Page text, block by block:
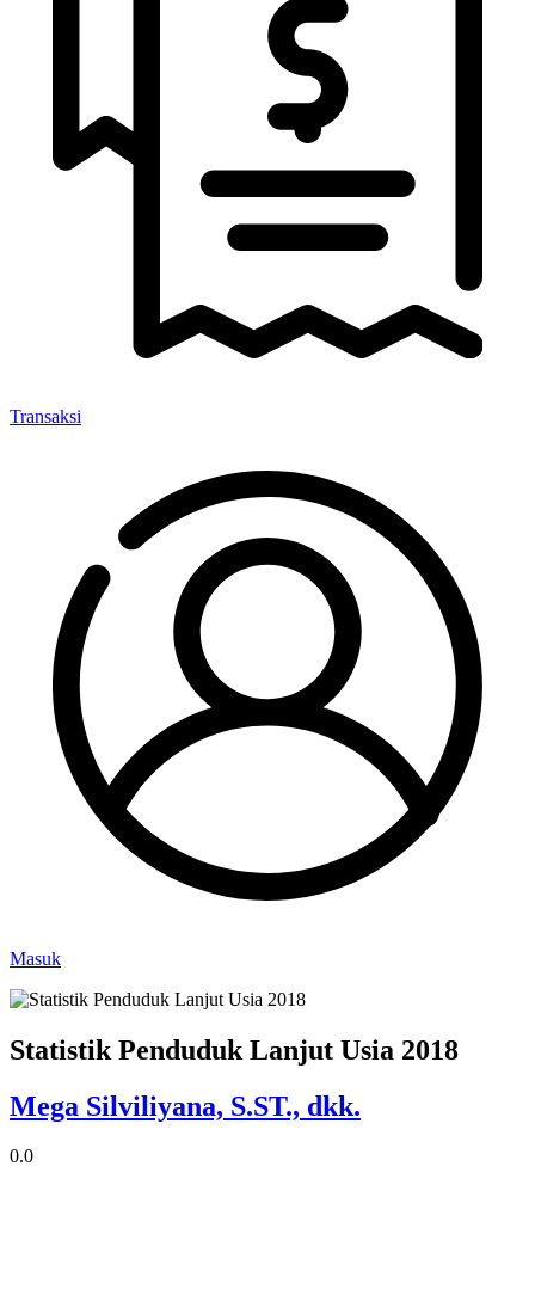
Transaksi
Masuk
Statistik Penduduk Lanjut Usia 2018
Mega Silviliyana, S.ST., dkk.
0.0